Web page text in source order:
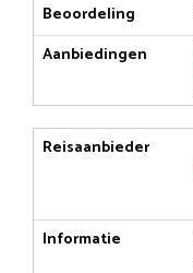
Beoordeling
Aanbiedingen
Reisaanbieder
Informatie